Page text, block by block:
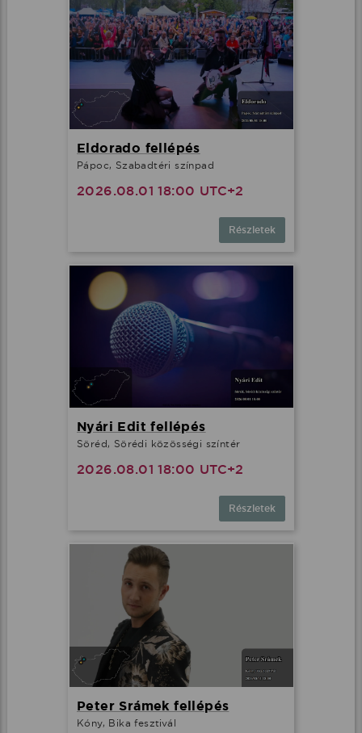
Eldorado fellépés
Pápoc, Szabadtéri színpad
2026.08.01 18:00 UTC+2
Részletek
Nyári Edit fellépés
Söréd, Sörédi közösségi színtér
2026.08.01 18:00 UTC+2
Részletek
Peter Srámek fellépés
Kóny, Bika fesztivál